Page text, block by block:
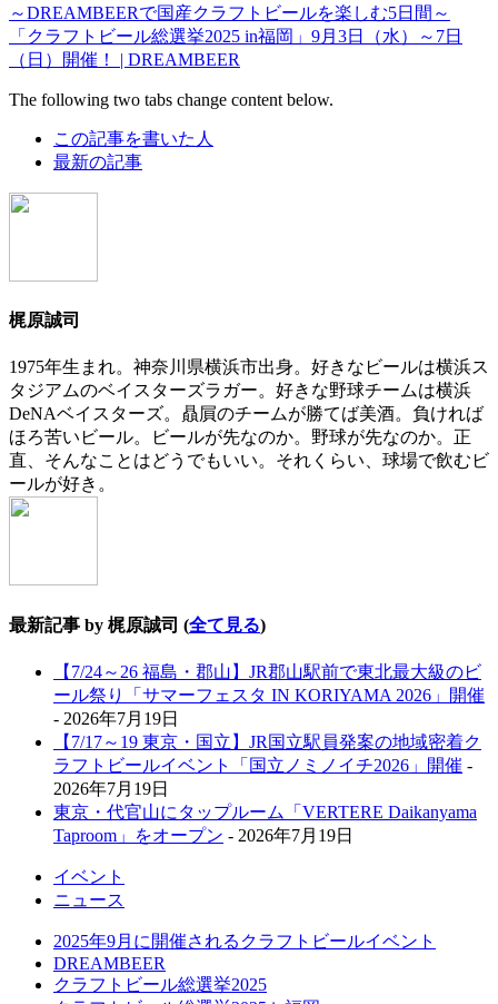
～DREAMBEERで国産クラフトビールを楽しむ5日間～
「クラフトビール総選挙2025 in福岡」9月3日（水）～7日
（日）開催！ | DREAMBEER
The following two tabs change content below.
この記事を書いた人
最新の記事
梶原誠司
1975年生まれ。神奈川県横浜市出身。好きなビールは横浜ス
タジアムのベイスターズラガー。好きな野球チームは横浜
DeNAベイスターズ。贔屓のチームが勝てば美酒。負ければ
ほろ苦いビール。ビールが先なのか。野球が先なのか。正
直、そんなことはどうでもいい。それくらい、球場で飲むビ
ールが好き。
最新記事 by 梶原誠司 (全て見る)
【7/24～26 福島・郡山】JR郡山駅前で東北最大級のビ
ール祭り「サマーフェスタ IN KORIYAMA 2026」開催
- 2026年7月19日
【7/17～19 東京・国立】JR国立駅員発案の地域密着ク
ラフトビールイベント「国立ノミノイチ2026」開催 -
2026年7月19日
東京・代官山にタップルーム「VERTERE Daikanyama
Taproom」をオープン - 2026年7月19日
イベント
ニュース
2025年9月に開催されるクラフトビールイベント
DREAMBEER
クラフトビール総選挙2025